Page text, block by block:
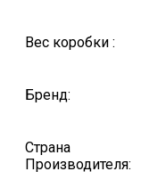
Вес коробки :
Бренд:
Страна
Производителя: